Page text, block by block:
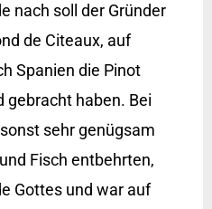
nach soll der Gründer
de Citeaux, auf
Spanien die Pinot
gebracht haben. Bei
sehr genügsam
Fisch entbehrten,
Gottes und war auf